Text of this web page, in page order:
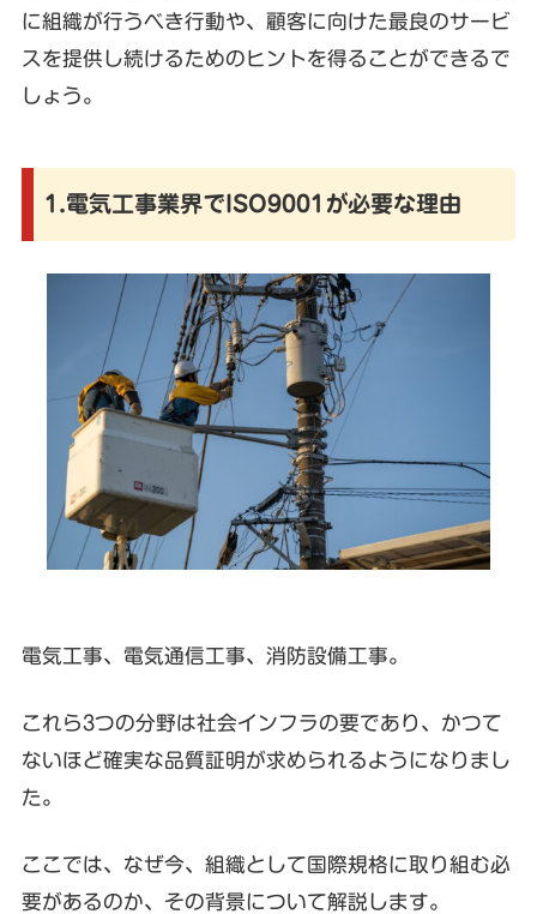
に組織が行うべき行動や、顧客に向けた最良のサービ
スを提供し続けるためのヒントを得ることができるで
しょう。
1.電気工事業界でISO9001が必要な理由
電気工事、電気通信工事、消防設備工事。
これら3つの分野は社会インフラの要であり、かつて
ないほど確実な品質証明が求められるようになりまし
た。
ここでは、なぜ今、組織として国際規格に取り組む必
要があるのか、その背景について解説します。